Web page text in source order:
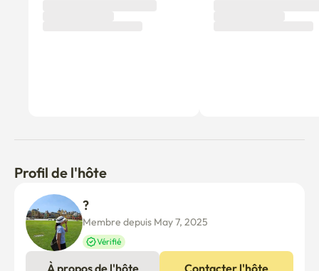
Profil de l'hôte
Membre depuis May 7, 2025
Vérifié
À propos de l'hôte Contacter l'hôte